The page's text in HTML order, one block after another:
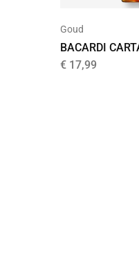
Goud
BACARDI
€ 17,99